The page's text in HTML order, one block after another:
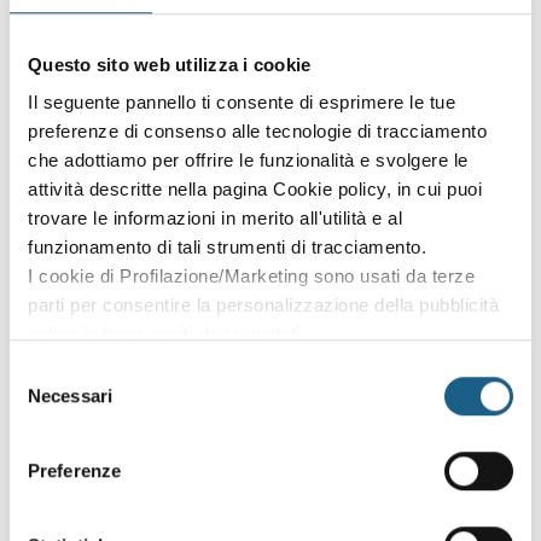
Questo sito web utilizza i cookie
Il seguente pannello ti consente di esprimere le tue
preferenze di consenso alle tecnologie di tracciamento
che adottiamo per offrire le funzionalità e svolgere le
attività descritte nella pagina Cookie policy, in cui puoi
trovare le informazioni in merito all'utilità e al
funzionamento di tali strumenti di tracciamento.
I cookie di Profilazione/Marketing sono usati da terze
parti per consentire la personalizzazione della pubblicità
qualsiasi momento. Consulta anche la nostra Privacy
delNecessari
Preferenze
Sei già cliente?
Accedi con le credenziali che hai già creato in fase di
AZIENDA PRIVATO
P. IVA
PASSWORD (minimo 8 caratteri)
Oppure prosegui l'iscrizione al corso come
Puoi proseguire l'iscrizione al corso senza fare login. Scegli